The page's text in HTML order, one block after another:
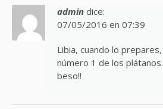
admin dice:
07/05/2016 en 07:39
Libia, cuando lo
número 1 de los
beso!!